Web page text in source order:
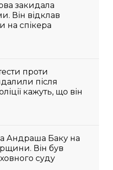
закидала
Він відклав
на спікера
проти
після
кажуть, що він
Андраша Баку на
Він був
суду